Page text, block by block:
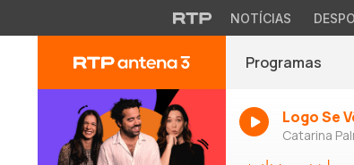
NOTÍCIAS
Programas
Logo Se
Catarina